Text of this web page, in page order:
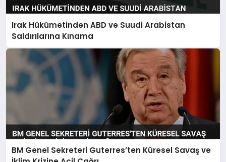
Irak Hükümetinden ABD ve Suudi Arabistan
Saldırılarına Kınama
BM Genel Sekreteri Guterres’ten Küresel Savaş ve